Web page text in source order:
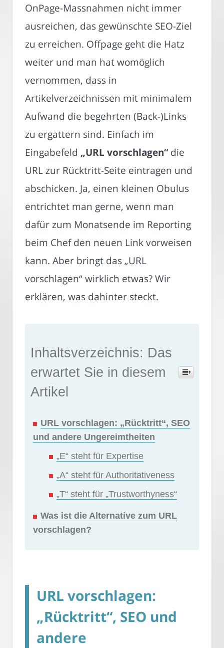
OnPage-Massnahmen nicht immer
ausreichen, das gewünschte SEO-Ziel
zu erreichen. Offpage geht die Hatz
weiter und man hat womöglich
vernommen, dass in
Artikelverzeichnissen mit minimalem
Aufwand die begehrten (Back-)Links
zu ergattern sind. Einfach im
Eingabefeld „URL vorschlagen“ die
URL zur Rücktritt-Seite eintragen und
abschicken. Ja, einen kleinen Obulus
entrichtet man gerne, wenn man
dafür zum Monatsende im Reporting
beim Chef den neuen Link vorweisen
kann. Aber bringt das „URL
vorschlagen“ wirklich etwas? Wir
erklären, was dahinter steckt.
Inhaltsverzeichnis: Das
erwartet Sie in diesem
Artikel
URL vorschlagen: „Rücktritt“, SEO
und andere Ungereimtheiten
„E“ steht für Expertise
„A“ steht für Authoritativeness
„T“ steht für „Trustworthyness“
Was ist die Alternative zum URL
vorschlagen?
URL vorschlagen:
„Rücktritt“, SEO und
andere